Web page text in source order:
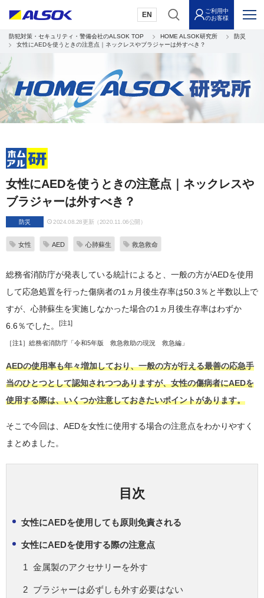
EN
ご利用中
のお客様
防犯対策・セキュリティ・警備会社のALSOK TOP HOME ALSOK研究所
防災
女性にAEDを使うときの注意点｜ネックレスやブラジャーは外すべき？
女性にAEDを使うときの注意点｜ネックレスや
ブラジャーは外すべき？
防災 2024.08.28更新（2020.11.06公開）
女性 AED 心肺蘇生 救急救命
総務省消防庁が発表している統計によると、一般の方がAEDを使用
して応急処置を行った傷病者の1ヵ月後生存率は50.3％と半数以上で
すが、心肺蘇生を実施しなかった場合の1ヵ月後生存率はわずか
6.6％でした。
[注1]
［注1］ 総務省消防庁「令和5年版 救急救助の現況 救急編」
AEDの使用率も年々増加しており、一般の方が行える最善の応急手
当のひとつとして認知されつつありますが、女性の傷病者にAEDを
使用する際は、いくつか注意しておきたいポイントがあります。
そこで今回は、AEDを女性に使用する場合の注意点をわかりやすく
まとめました。
目次
女性にAEDを使用しても原則免責される
女性にAEDを使用する際の注意点
金属製のアクセサリーを外す
ブラジャーは必ずしも外す必要はない